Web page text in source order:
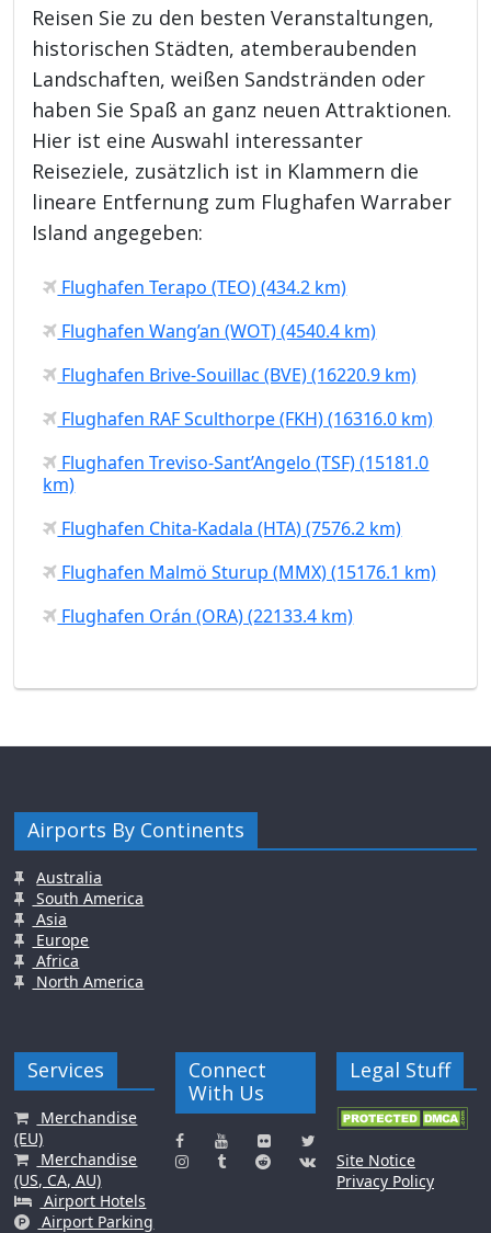
Reisen Sie zu den besten Veranstaltungen,
historischen Städten, atemberaubenden
Landschaften, weißen Sandstränden oder
haben Sie Spaß an ganz neuen Attraktionen.
Hier ist eine Auswahl interessanter
Reiseziele, zusätzlich ist in Klammern die
lineare Entfernung zum Flughafen Warraber
Island angegeben:
Flughafen Terapo (TEO) (434.2 km)
Flughafen Wang’an (WOT) (4540.4 km)
Flughafen Brive-Souillac (BVE) (16220.9 km)
Flughafen RAF Sculthorpe (FKH) (16316.0 km)
Flughafen Treviso-Sant’Angelo (TSF) (15181.0
km)
Flughafen Chita-Kadala (HTA) (7576.2 km)
Flughafen Malmö Sturup (MMX) (15176.1 km)
Flughafen Orán (ORA) (22133.4 km)
Airports By Continents
Australia
South America
Asia
Europe
Africa
North America
Services
Merchandise
(EU)
Merchandise
(US, CA, AU)
Airport Hotels
Airport Parking
Connect
With Us
Legal Stuff
Site Notice
Privacy Policy